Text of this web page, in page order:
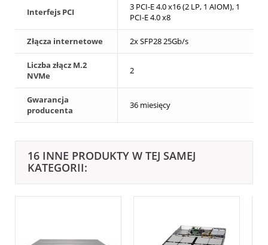
Interfejs PCI
3 PCI-E 4.0 x16 (2 LP, 1 AIOM), 1
PCI-E 4.0 x8
Złącza internetowe 2x SFP28 25Gb/s
Liczba złącz M.2
NVMe
2
Gwarancja
producenta
36 miesięcy
16 INNE PRODUKTY W TEJ SAMEJ
KATEGORII: